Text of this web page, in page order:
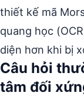
thiết kế mã
quang học
diện hơn khi bị
Câu hỏi
tâm đối